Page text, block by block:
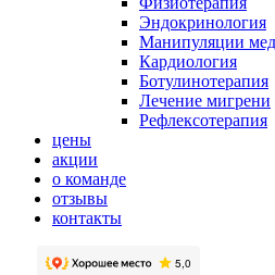
Эндокринология
Манипуляции
Кардиология
Ботулинотерапия
Лечение мигрени
Рефлексотерапия
цены
акции
о команде
отзывы
контакты